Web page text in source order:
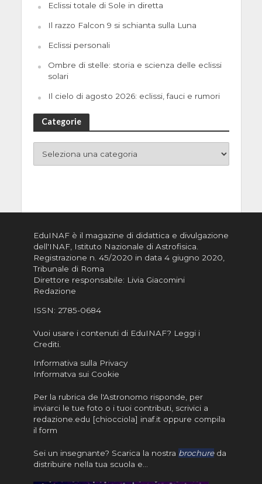
Eclissi totale di Sole in diretta
Il razzo Falcon 9 si schianta sulla Luna
Eclissi personali
Ombre di stelle: storia e scienza delle eclissi
solari
Il cielo di agosto 2026: eclissi, fauci e rumori
Categorie
EduINAF è il magazine di didattica e divulgazione
dell'INAF, Istituto Nazionale di Astrofisica.
Registrazione n. 45/2020 in data 4 giugno 2020,
Tribunale di Roma
Direttore responsabile: Livia Giacomini
Redazione
ISSN: 2785-0684
Vuoi usare i contenuti di EduINAF? Leggi i
Crediti.
Informativa sulla Privacy
Informatva sui Cookie
Per la rubrica de l'Astronomo risponde, per
inviarci le tue foto o i tuoi contributi, scrivici a
redazione.edu [chiocciola] inaf.it oppure compila
il form
Sei un insegnante? Scarica la nostra brochureda
distribuire nella tua scuola e…